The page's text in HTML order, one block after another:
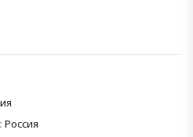
Россия